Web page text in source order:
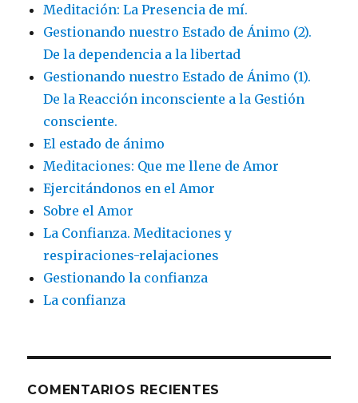
Meditación: La Presencia de mí.
Gestionando nuestro Estado de Ánimo (2).
De la dependencia a la libertad
Gestionando nuestro Estado de Ánimo (1).
De la Reacción inconsciente a la Gestión
consciente.
El estado de ánimo
Meditaciones: Que me llene de Amor
Ejercitándonos en el Amor
Sobre el Amor
La Confianza. Meditaciones y
respiraciones-relajaciones
Gestionando la confianza
La confianza
COMENTARIOS RECIENTES